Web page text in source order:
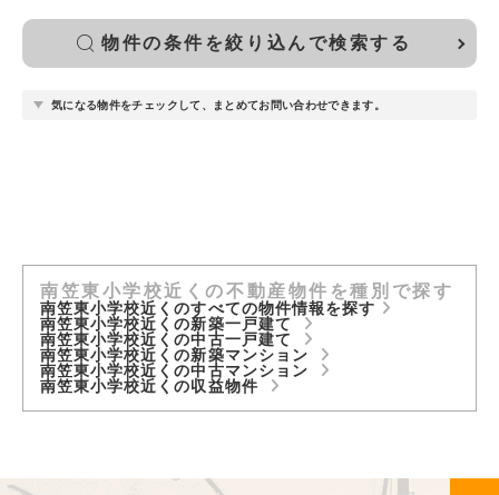
物件の条件を絞り込んで検索する
気になる物件をチェックして、まとめてお問い合わせできます。
南笠東小学校近くの不動産物件を種別で探す
南笠東小学校近くのすべての物件情報を探す
南笠東小学校近くの新築一戸建て
南笠東小学校近くの中古一戸建て
南笠東小学校近くの新築マンション
南笠東小学校近くの中古マンション
南笠東小学校近くの収益物件